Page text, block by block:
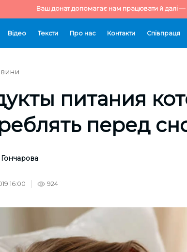
Ваш донат допомагає нам працювати й далі —
Відео Тексти Про нас Контакти Cпівпраця
питания
перед
16:00 924